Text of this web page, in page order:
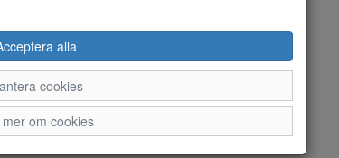
alla
cookies
mer om cookies